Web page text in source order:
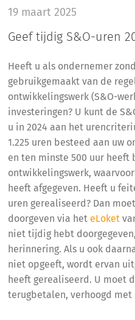
19 maart 2025
Geef tijdig S&O-uren
Heeft u als ondernemer
gebruikgemaakt van de
ontwikkelingswerk (S&O-
investeringen? U kunt de
u in 2024 aan het
1.225 uren besteed aan uw
en ten minste 500 uur heeft
ontwikkelingswerk,
heeft afgegeven. Heeft u
uren gerealiseerd? Dan
doorgeven via het eLoket
niet tijdig hebt
herinnering. Als u ook
niet opgeeft, wordt ervan
heeft gerealiseerd. U moet
terugbetalen, verhoogd met